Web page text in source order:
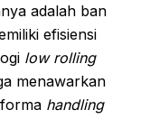
adalah ban
efisiensi
low rolling
menawarkan
handling